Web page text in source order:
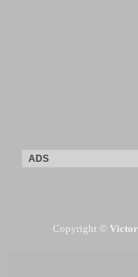
ADS
Copyright © Victor